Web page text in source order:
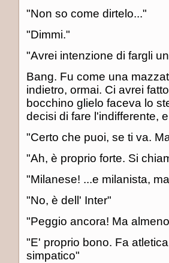
"Non so come dirtelo..."
"Dimmi."
"Avrei intenzione di fargli
Bang. Fu come una
indietro, ormai. Ci avrei
bocchino glielo faceva lo
decisi di fare l'indifferente,
"Certo che puoi, se ti va.
"Ah, è proprio forte. Si
"Milanese! ...e milanista,
"No, è dell' Inter"
"Peggio ancora! Ma
"E' proprio bono. Fa
simpatico"